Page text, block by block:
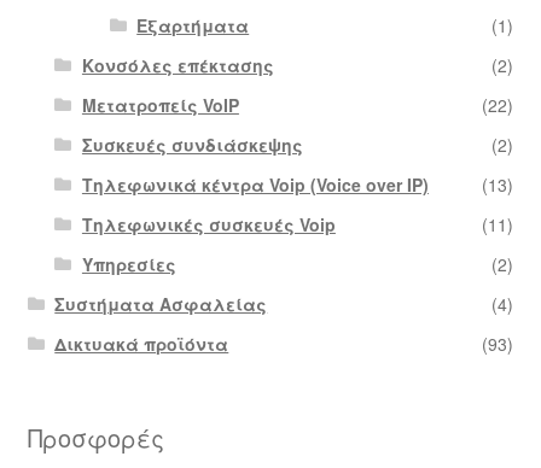
Εξαρτήματα
(1)
Κονσόλες επέκτασης
(2)
Μετατροπείς VoIP
(22)
Συσκευές συνδιάσκεψης
(2)
Τηλεφωνικά κέντρα Voip (Voice over IP)
(13)
Τηλεφωνικές συσκευές Voip
(11)
Υπηρεσίες
(2)
Συστήματα Ασφαλείας
(4)
Δικτυακά προϊόντα
(93)
Προσφορές